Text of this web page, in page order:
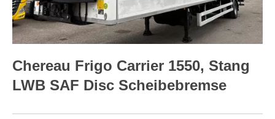
Chereau Frigo Carrier 1550, Stang
LWB SAF Disc Scheibebremse